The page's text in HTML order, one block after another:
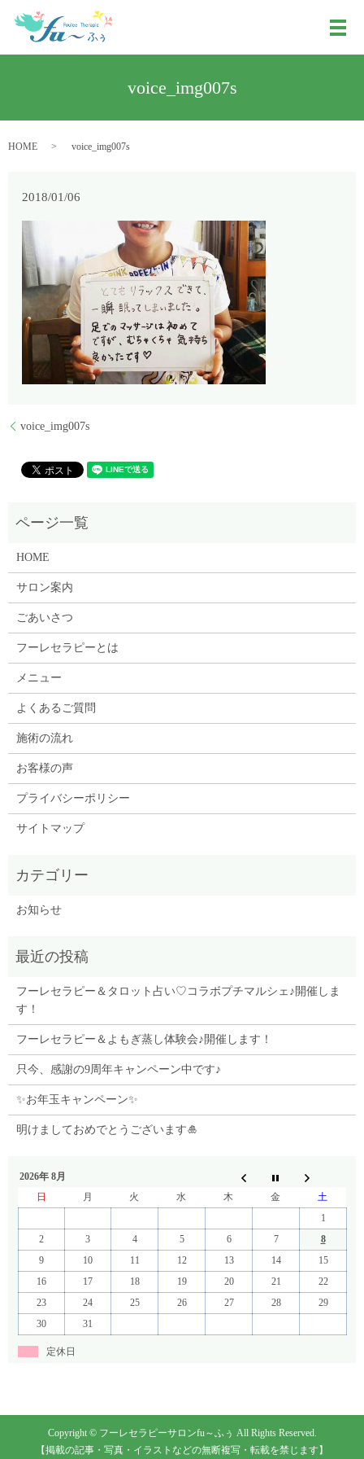
メ
voice_img007s
HOME voice_img007s
2018/01/06
voice_img007s
HOME
サロン案内
ごあいさつ
フーレセラピーとは
メニュー
よくあるご質問
施術の流れ
お客様の声
プライバシーポリシー
サイトマップ
お知らせ
フーレセラピー＆タロット占い♡コラボプチマルシェ♪開催しま
す！
フーレセラピー＆よもぎ蒸し体験会♪開催します！
只今、感謝の9周年キャンペーン中です♪
✨お年玉キャンペーン✨
明けましておめでとうございます🎍
2026年 8月
日
月 火 水 木 金
土
1
2
3 4 5 6 7
8
9
10 11 12 13 14
15
16
17 18 19 20 21
22
23
24 25 26 27 28
29
30
31
定休日
Copyright © フーレセラピーサロンfu～ふぅ All Rights Reserved.
【掲載の記事・写真・イラストなどの無断複写・転載を禁じます】